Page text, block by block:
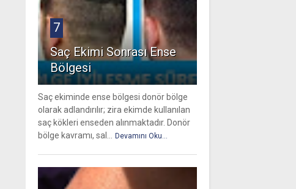
7
Saç Ekimi Sonrası Ense
Bölgesi
Saç ekiminde ense bölgesi donör bölge
olarak adlandırılır; zira ekimde kullanılan
saç kökleri enseden alınmaktadır. Donör
bölge kavramı, sal...
Devamını Oku...